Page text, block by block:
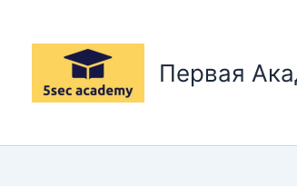
содержимому
Первая